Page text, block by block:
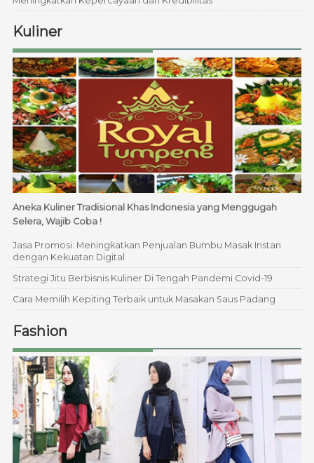
Kuliner
Aneka Kuliner Tradisional Khas Indonesia yang Menggugah
Selera, Wajib Coba !
Jasa Promosi: Meningkatkan Penjualan Bumbu Masak Instan
dengan Kekuatan Digital
Strategi Jitu Berbisnis Kuliner Di Tengah Pandemi Covid-19
Cara Memilih Kepiting Terbaik untuk Masakan Saus Padang
Fashion